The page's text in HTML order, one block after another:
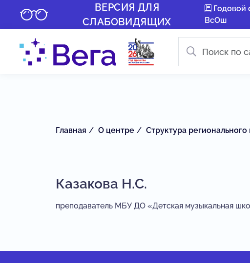
ВЕРСИЯ ДЛЯ
СЛАБОВИДЯЩИХ
Годовой
ВсОш
Главная О центре Структура регионального
Казакова Н.С.
преподаватель МБУ ДО «Детская музыкальная